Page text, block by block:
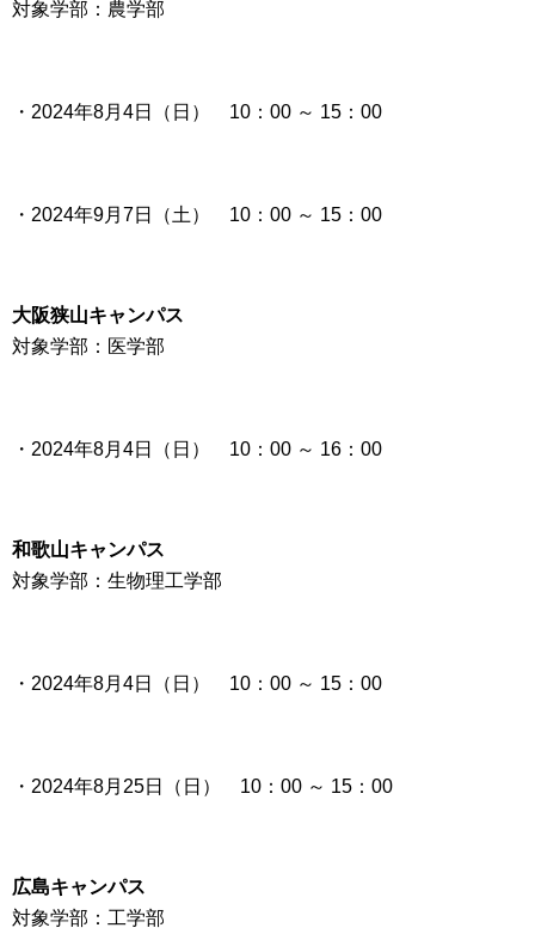
対象学部：農学部
・2024年8月4日（日） 10：00 ～ 15：00
・ 2024年9月7日（土） 10：00 ～ 15：00
大阪狭山キャンパス
対象学部：医学部
・ 2024年8月4日（日） 10：00 ～ 16：00
和歌山キャンパス
対象学部：生物理工学部
・ 2024年8月4日（日） 10：00 ～ 15：00
・ 2024年8月25日（日） 10：00 ～ 15：00
広島キャンパス
対象学部：工学部